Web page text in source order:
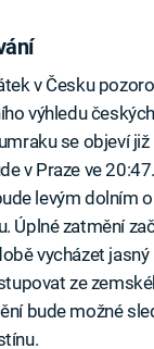
v Česku
výhledu
se objeví
v Praze ve
levým dolním
Úplné zatmění
vycházet
ze
bude možné